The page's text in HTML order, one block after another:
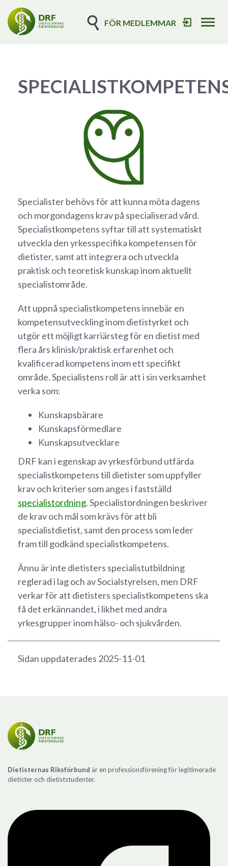
FÖR MEDLEMMAR
Specialister behövs för att kunna möta dagens
och morgondagens krav på specialiserad vård.
Specialistkompetens syftar till att systematiskt
utveckla den yrkesspecifika kompetensen för
dietister, samt att integrera och utveckla
praktisk och teoretisk kunskap inom aktuellt
specialistområde.
Att uppnå specialistkompetens innebär en
kompetensutveckling inom dietistyrket och
utgör ett möjligt karriärsteg för en dietist med
flera års klinisk/praktisk erfarenhet och
kvalificerad kompetens inom ett specifikt
område. Specialistens roll är att i sin verksamhet
verka som:
Kunskapsbärare
Kunskapsförmedlare
Kunskapsutvecklare
DRF kan i egenskap av yrkesförbund utfärda
specialistkompetens till dietister som uppfyller
krav och kriterier som anges i fastställd
specialistordning. Specialistordningen beskriver
de krav och mål som krävs för att bli
specialistdietist, samt den process som leder
fram till godkänd specialistkompetens.
Ännu är inte dietisters specialistutbildning
reglerad i lag och av Socialstyrelsen, men DRF
verkar för att dietisters specialistkompetens ska
få det erkännandet, i likhet med andra
yrkesgrupper inom hälso- och sjukvården.
Sidan uppdaterades 2025-11-01
Dietisternas Riksförbund är en professionsförening för legitimerade
dietister och dietiststudenter.